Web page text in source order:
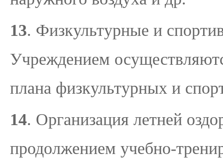
13. Физкультурные и
Учреждением
плана физкультурных и
14. Организация летней
продолжением учебно-